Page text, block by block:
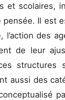
et scolaires,
Il est
l’action des
de leur
structures
aussi des